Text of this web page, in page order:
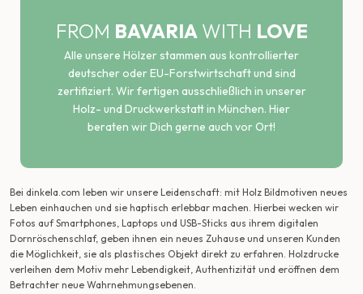
FROM BAVARIAWITH LOVE
Alle unsere Hölzer stammen aus kontrollierter
deutscher oder EU-Forstwirtschaft und sind
zertifiziert. Wir fertigen ausschließlich in unserer
Holz- und Druckwerkstatt in München. Hier
beraten wir Dich gerne auch vor Ort!
Bei dinkela.com leben wir unsere Leidenschaft: mit Holz Bildmotiven neues
Leben einhauchen und sie haptisch erlebbar machen. Hierbei wecken wir
Fotos auf Smartphones, Laptops und USB-Sticks aus ihrem digitalen
Dornröschenschlaf, geben ihnen ein neues Zuhause und unseren Kunden
die Möglichkeit, sie als plastisches Objekt direkt zu erfahren. Holzdrucke
verleihen dem Motiv mehr Lebendigkeit, Authentizität und eröffnen dem
Betrachter neue Wahrnehmungsebenen.